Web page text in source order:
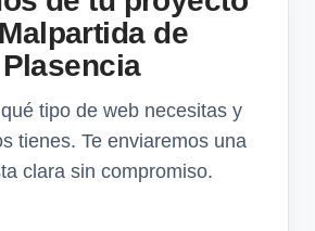
de
Plasencia
tipo de web necesitas y
tienes. Te enviaremos una
clara sin compromiso.